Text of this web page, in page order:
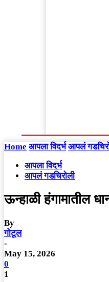
Home आपला विदर्भ आपलं
आपला विदर्भ
आपलं गडचिरोली
ऊन्हाळी हंगामातील
By
गोटूल
-
May 15, 2026
0
1